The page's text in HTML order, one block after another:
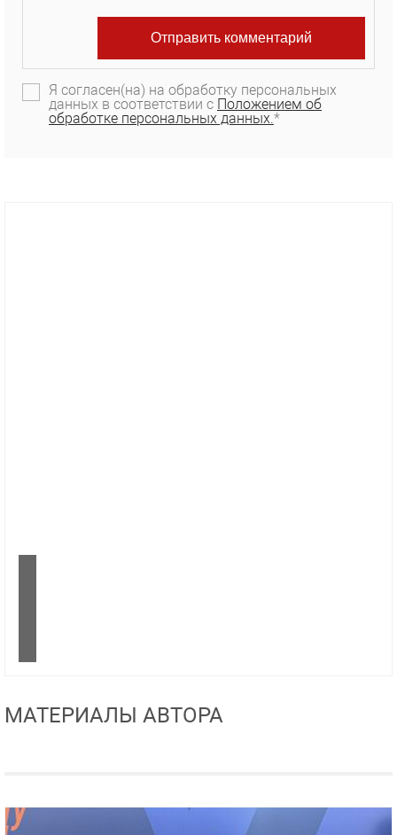
Я согласен(на) на обработку персональных
данных в соответствии с Положением об
обработке персональных данных.*
МАТЕРИАЛЫ АВТОРА